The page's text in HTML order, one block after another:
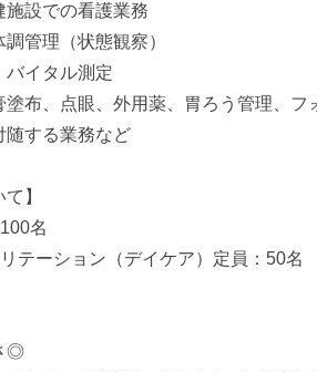
施設での看護業務
調管理（状態観察）
バイタル測定
塗布、点眼、外用薬、胃ろう管理、フ
随する業務など
】
名
テーション（デイケア）定員：50名
◎